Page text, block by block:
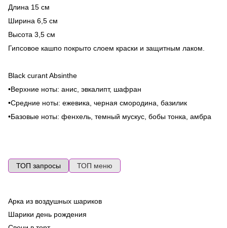
Длина 15 см
Ширина 6,5 см
Высота 3,5 см
Гипсовое кашпо покрыто слоем краски и защитным лаком.
Black curant Absinthe
•Верхние ноты: анис, эвкалипт, шафран
•Средние ноты: ежевика, черная смородина, базилик
•Базовые ноты: фенхель, темный мускус, бобы тонка, амбра
ТОП запросы ТОП меню
Арка из воздушных шариков
Шарики день рождения